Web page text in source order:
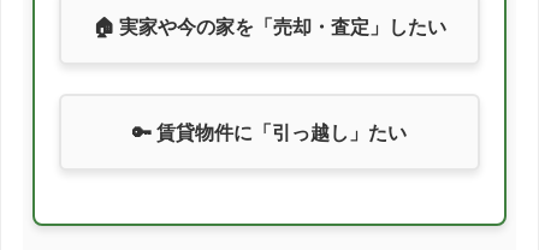
🏠 実家や今の家を「売却・査定」したい
🔑 賃貸物件に「引っ越し」たい